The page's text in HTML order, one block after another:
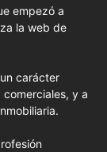
empezó a
la web de
carácter
y a